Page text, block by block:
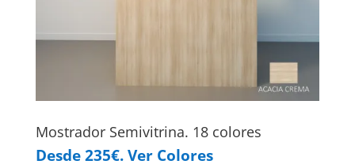
Mostrador Semivitrina. 18 colores
Desde 235€. Ver Colores